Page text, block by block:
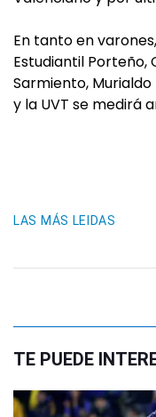
En tanto en
Estudiantil Porteño,
Sarmiento,
y la UVT se medirá
LAS MÁS LEIDAS
TE PUEDE